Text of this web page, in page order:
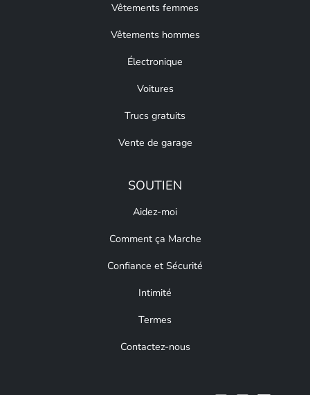
Vêtements femmes
Vêtements hommes
Électronique
Voitures
Trucs gratuits
Vente de garage
SOUTIEN
Aidez-moi
Comment ça Marche
Confiance et Sécurité
Intimité
Termes
Contactez-nous